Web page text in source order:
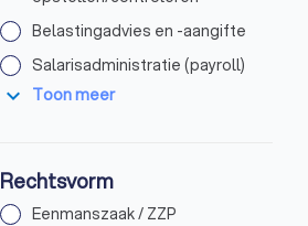
Belastingadvies en -aangifte
Salarisadministratie (payroll)
expand_more Toon meer
Rechtsvorm
Eenmanszaak / ZZP